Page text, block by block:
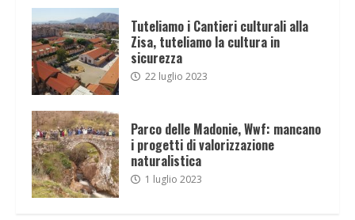
Tuteliamo i Cantieri culturali alla
Zisa, tuteliamo la cultura in
sicurezza
22 luglio 2023
Parco delle Madonie, Wwf: mancano
i progetti di valorizzazione
naturalistica
1 luglio 2023